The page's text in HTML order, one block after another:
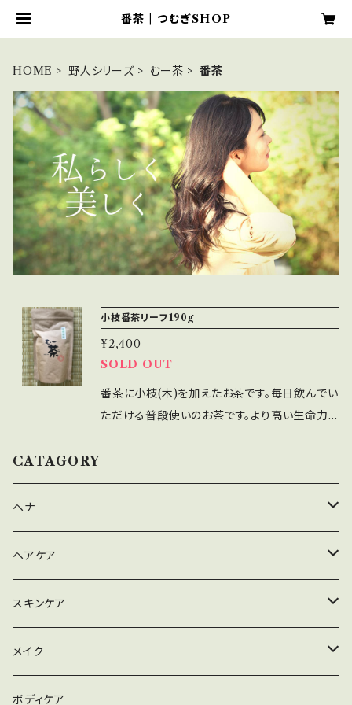
番茶 | つむぎSHOP
HOME 野人シリーズ むー茶 番茶
小枝番茶リーフ190g
¥2,400
SOLD OUT
番茶に小枝(木)を加えたお茶です。毎日飲んでい
ただける普段使いのお茶です。より高い生命力と
入れ、少し煮出して下さい。時間が経って香りが
薄れてしまった場合、フライパンなどで煎ってい
CATAGORY
ヘナ
ハナヘナナチュラル
ハナヘナハーバルブラウン
ハナヘナマホガニー
セルフヘナアイテム
ヘアケア
シャンプー
リンス
トリートメント
スキンケア
メイク落とし
洗顔
メイク
ファンデーション
ボディケア